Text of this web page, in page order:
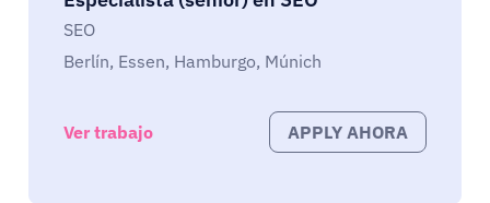
SEO
Berlín, Essen, Hamburgo, Múnich
Ver trabajo APPLY AHORA